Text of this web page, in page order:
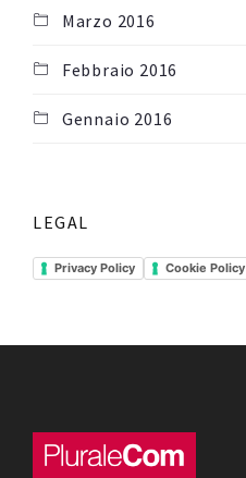
Marzo 2016
Febbraio 2016
Gennaio 2016
LEGAL
Privacy Policy Cookie Policy